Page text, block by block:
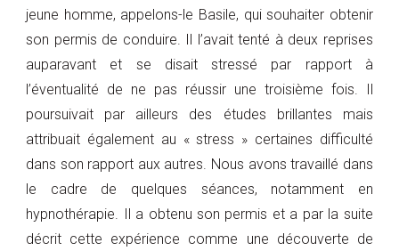
jeune homme, appelons-le Basile, qui souhaiter obtenir
son permis de conduire. Il l’avait tenté à deux reprises
auparavant et se disait stressé par rapport à
l’éventualité de ne pas réussir une troisième fois. Il
poursuivait par ailleurs des études brillantes mais
attribuait également au « stress » certaines difficulté
dans son rapport aux autres. Nous avons travaillé dans
le cadre de quelques séances, notamment en
hypnothérapie. Il a obtenu son permis et a par la suite
décrit cette expérience comme une découverte de